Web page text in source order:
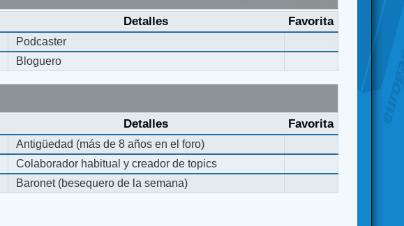
Detalles Favorita
Podcaster
Bloguero
Detalles Favorita
Antigüedad (más de 8 años en el foro)
Colaborador habitual y creador de topics
Baronet (besequero de la semana)